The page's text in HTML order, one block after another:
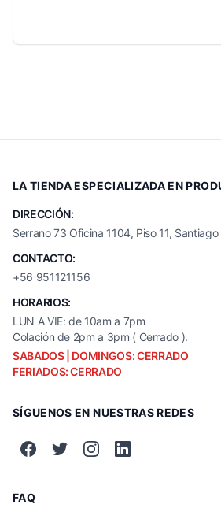
LA TIENDA ESPECIALIZADA EN
DIRECCIÓN:
Serrano 73 Oficina 1104, Piso 11,
CONTACTO:
+56 951121156
HORARIOS:
LUN A VIE: de 10am a 7pm
Colación de 2pm a 3pm ( Cerrado ).
SABADOS | DOMINGOS: CERRADO
FERIADOS: CERRADO
SÍGUENOS EN NUESTRAS REDES
FAQ